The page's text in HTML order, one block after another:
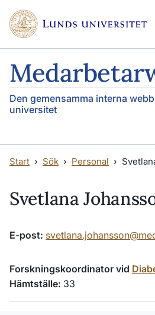
Hoppa till huvudinnehåll
Hoppa till huvudinnehåll
Den gemensamma interna
universitet
Start Sök Personal
Svetlana
E-post:
Forskningskoordinator vid
Hämtställe: 33